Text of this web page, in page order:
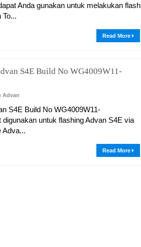
Anda gunakan untuk melakukan flash
Read More
S4E Build No WG4009W11-
Advan
S4E Build No WG4009W11-
untuk flashing Advan S4E via
Adva...
Read More